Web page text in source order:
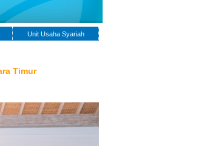
Unit Usaha Syariah
Timur